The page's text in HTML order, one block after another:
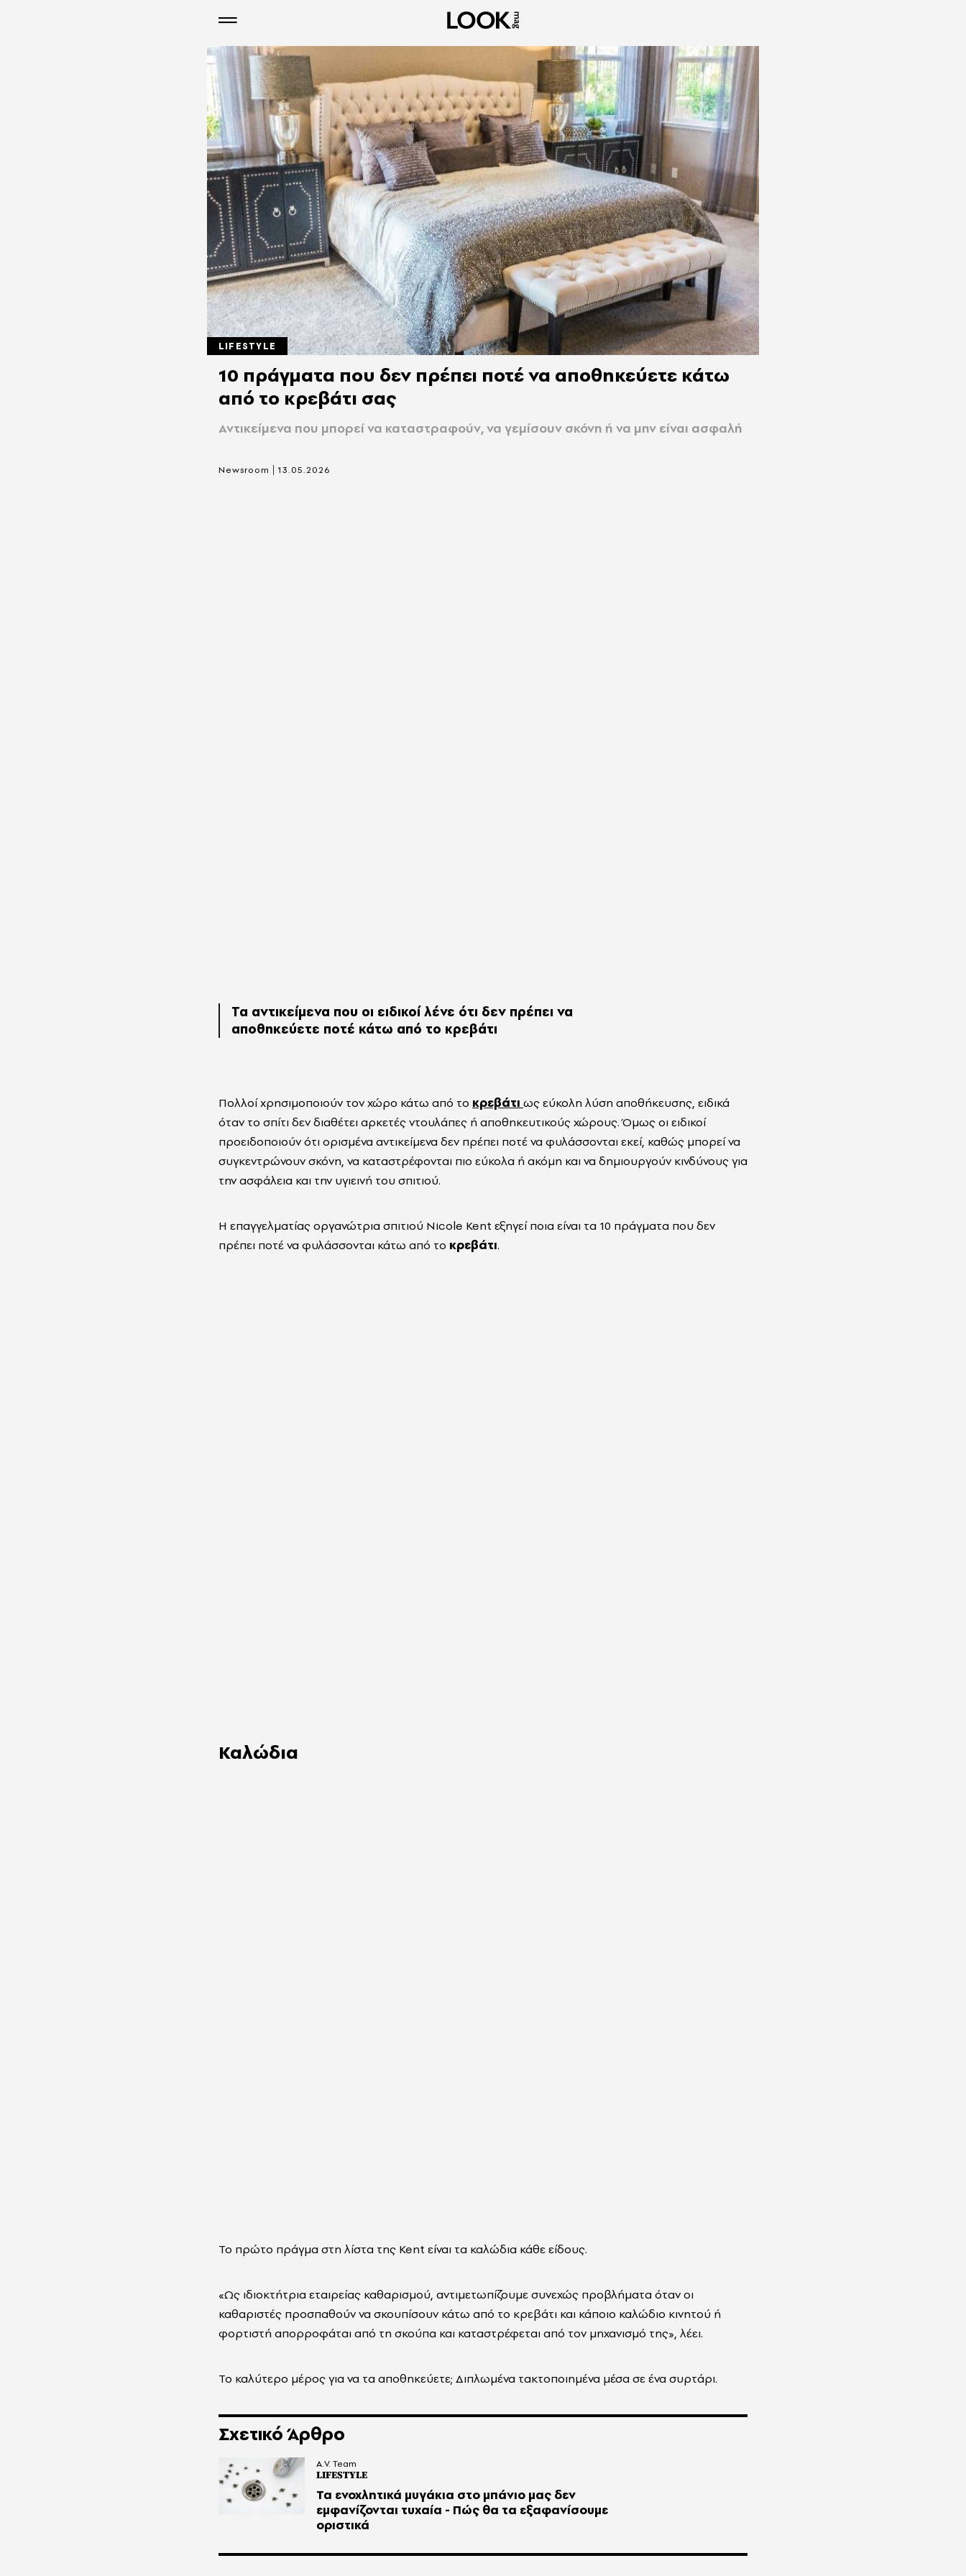
LIFESTYLE
10 πράγματα που δεν πρέπει ποτέ να αποθηκεύετε κάτω
από το κρεβάτι σας
Αντικείμενα που μπορεί να καταστραφούν, να γεμίσουν σκόνη ή να μην είναι ασφαλή
Newsroom | 13.05.2026
Τα αντικείμενα που οι ειδικοί λένε ότι δεν πρέπει να
αποθηκεύετε ποτέ κάτω από το κρεβάτι
Πολλοί χρησιμοποιούν τον χώρο κάτω από το κρεβάτι ως εύκολη λύση αποθήκευσης, ειδικά
όταν το σπίτι δεν διαθέτει αρκετές ντουλάπες ή αποθηκευτικούς χώρους. Όμως οι ειδικοί
προειδοποιούν ότι ορισμένα αντικείμενα δεν πρέπει ποτέ να φυλάσσονται εκεί, καθώς μπορεί να
συγκεντρώνουν σκόνη, να καταστρέφονται πιο εύκολα ή ακόμη και να δημιουργούν κινδύνους για
την ασφάλεια και την υγιεινή του σπιτιού.
Η επαγγελματίας οργανώτρια σπιτιού Nicole Kent εξηγεί ποια είναι τα 10 πράγματα που δεν
πρέπει ποτέ να φυλάσσονται κάτω από το κρεβάτι.
Καλώδια
Το πρώτο πράγμα στη λίστα της Kent είναι τα καλώδια κάθε είδους.
«Ως ιδιοκτήτρια εταιρείας καθαρισμού, αντιμετωπίζουμε συνεχώς προβλήματα όταν οι
καθαριστές προσπαθούν να σκουπίσουν κάτω από το κρεβάτι και κάποιο καλώδιο κινητού ή
φορτιστή απορροφάται από τη σκούπα και καταστρέφεται από τον μηχανισμό της», λέει.
Το καλύτερο μέρος για να τα αποθηκεύετε; Διπλωμένα τακτοποιημένα μέσα σε ένα συρτάρι.
Σχετικό Άρθρο
LIFESTYLE
Τα ενοχλητικά μυγάκια στο μπάνιο μας δεν
εμφανίζονται τυχαία - Πώς θα τα εξαφανίσουμε
οριστικά
A.V. Team